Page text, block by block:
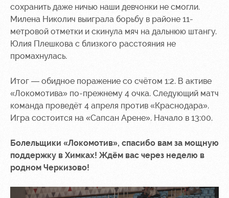
сохранить даже ничью наши девчонки не смогли.
Милена Николич выиграла борьбу в районе 11-
метровой отметки и скинула мяч на дальнюю штангу.
Юлия Плешкова с близкого расстояния не
промахнулась.
Итог — обидное поражение со счётом 1:2. В активе
«Локомотива» по-прежнему 4 очка. Следующий матч
команда проведёт 4 апреля против «Краснодара».
Игра состоится на «Сапсан Арене». Начало в 13:00.
Болельщики «Локомотив», спасибо вам за мощную
поддержку в Химках! Ждём вас через неделю в
родном Черкизово!